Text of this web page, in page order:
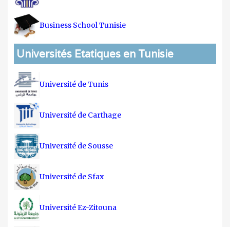
Business School Tunisie
Universités Etatiques en Tunisie
Université de Tunis
Université de Carthage
Université de Sousse
Université de Sfax
Université Ez-Zitouna